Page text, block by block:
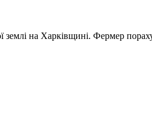
землі на Харківщині. Фермер